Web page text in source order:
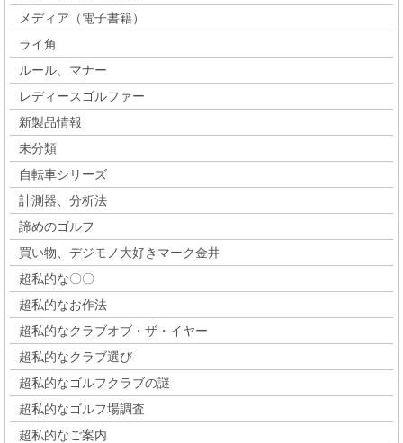
メディア（電子書籍）
ライ角
ルール、マナー
レディースゴルファー
新製品情報
未分類
自転車シリーズ
計測器、分析法
諦めのゴルフ
買い物、デジモノ大好きマーク金井
超私的な〇〇
超私的なお作法
超私的なクラブオブ・ザ・イヤー
超私的なクラブ選び
超私的なゴルフクラブの謎
超私的なゴルフ場調査
超私的なご案内